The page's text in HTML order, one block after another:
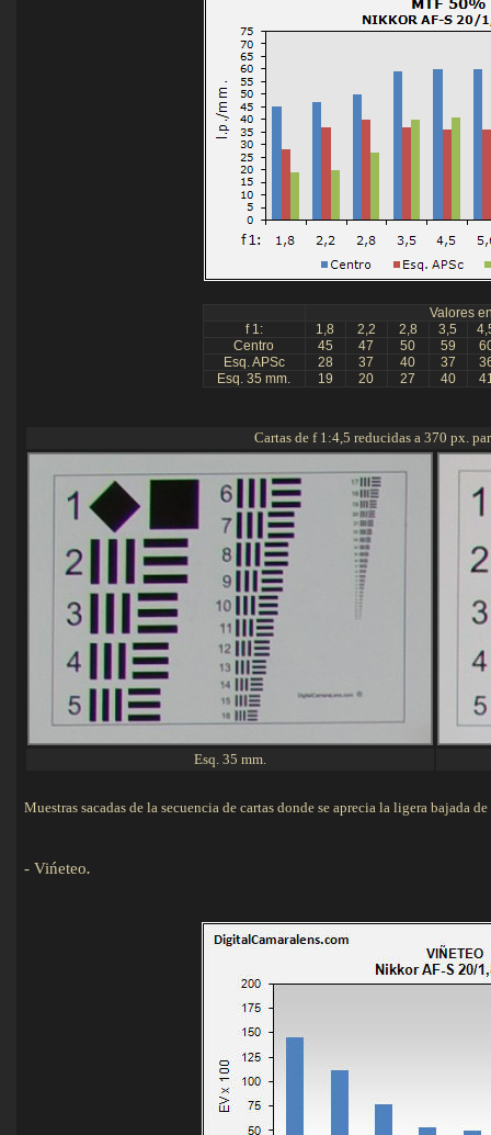
Valores
f 1:
1,8 2,2 2,8 3,5
Centro
45 47 50 59
Esq. APSc
28 37 40 37
Esq. 35 mm.
19 20 27 40
Cartas de f 1:4,5 reducidas a 370 px.
Esq. 35 mm.
Muestras sacadas de la secuencia de cartas donde se aprecia la ligera bajada
- Vińeteo.